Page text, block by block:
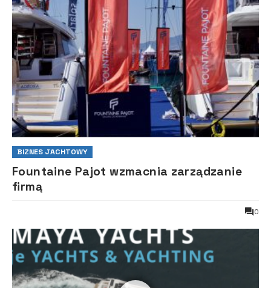
BIZNES JACHTOWY
Fountaine Pajot wzmacnia zarządzanie
firmą
0